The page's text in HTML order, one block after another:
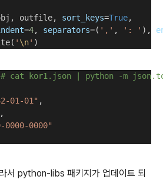
outfile, sort_keys=True,
=4, separators=( ',' , ': ' ),
' \n' )
# cat kor1.json | python -m
01-01" ,
,
0000-0000"
서 python-libs 패키지가 업데이트 되